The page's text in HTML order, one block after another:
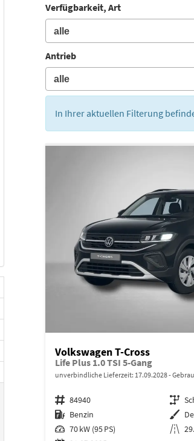
Verfügbarkeit, Art
Antrieb
In Ihrer aktuellen Filterung
Volkswagen T-Cross
Life Plus 1.0 TSI 5-Gang
unverbindliche Lieferzeit: 17.09.2028
Fahrzeugnr. 84940 Getriebe
Kraftstoff Benzin Außenfarbe
Leistung 70 kW (95 PS) Kilometerstand